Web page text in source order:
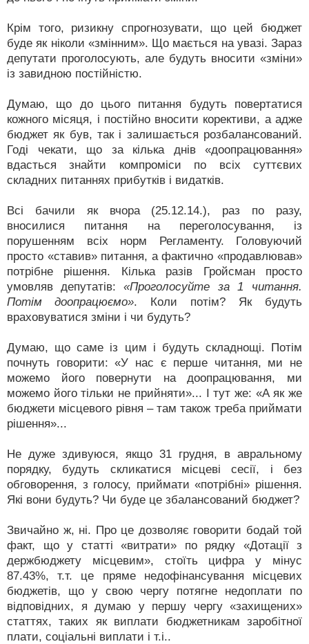
Крім того, ризикну спрогнозувати, що цей бюджет
буде як ніколи «змінним». Що мається на увазі. Зараз
депутати проголосують, але будуть вносити «зміни»
із завидною постійністю.
Думаю, що до цього питання будуть повертатися
кожного місяця, і постійно вносити корективи, а адже
бюджет як був, так і залишається розбалансований.
Годі чекати, що за кілька днів «доопрацювання»
вдасться знайти компроміси по всіх суттєвих
складних питаннях прибутків і видатків.
Всі бачили як вчора (25.12.14.), раз по разу,
вносилися питання на переголосування, із
порушенням всіх норм Регламенту. Головуючий
просто «ставив» питання, а фактично «продавлював»
потрібне рішення. Кілька разів Гройсман просто
умовляв депутатів: «Проголосуйте за 1 читання.
Потім доопрацюємо». Коли потім? Як будуть
враховуватися зміни і чи будуть?
Думаю, що саме із цим і будуть складнощі. Потім
почнуть говорити: «У нас є перше читання, ми не
можемо його повернути на доопрацювання, ми
можемо його тільки не прийняти»... І тут же: «А як же
бюджети місцевого рівня – там також треба приймати
рішення»...
Не дуже здивуюся, якщо 31 грудня, в авральному
порядку, будуть скликатися місцеві сесії, і без
обговорення, з голосу, приймати «потрібні» рішення.
Які вони будуть? Чи буде це збалансований бюджет?
Звичайно ж, ні. Про це дозволяє говорити бодай той
факт, що у статті «витрати» по рядку «Дотації з
держбюджету місцевим», стоїть цифра у мінус
87.43%, т.т. це пряме недофінансування місцевих
бюджетів, що у свою чергу потягне недоплати по
відповідних, я думаю у першу чергу «захищених»
статтях, таких як виплати бюджетникам заробітної
плати, соціальні виплати і т.і..